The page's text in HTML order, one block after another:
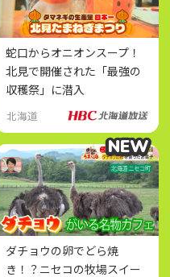
蛇口からオニオンスープ！
北見で開催された「最強の
収穫祭」に潜入
北海道
ダチョウの卵でどら焼
き！？ニセコの牧場スイー
NEW
NEW